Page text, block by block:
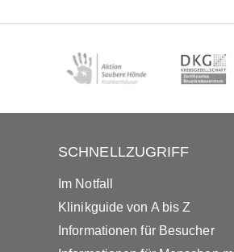
SCHNELLZUGRIFF
Im Notfall
Klinikguide von A bis Z
Informationen für Besucher